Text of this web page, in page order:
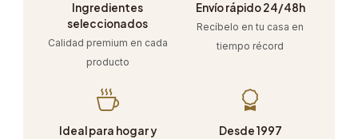
Ingredientes
seleccionados
Calidad premium en cada
producto
Envío rápido 24/48h
Recíbelo en tu casa en
tiempo récord
Ideal para hogar y
Desde 1997